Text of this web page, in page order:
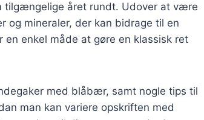
tilgængelige året rundt. Udover at være
og mineraler, der kan bidrage til en
enkel måde at gøre en klassisk ret
med blåbær, samt nogle tips til
man kan variere opskriften med